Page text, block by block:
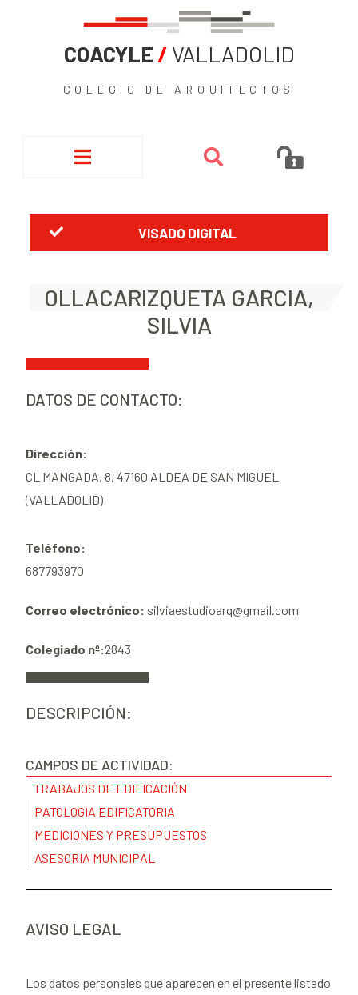
COACYLE / VALLADOLID
COLEGIO DE ARQUITECTOS
VISADO DIGITAL
OLLACARIZQUETA GARCIA,
SILVIA
DATOS DE CONTACTO:
Dirección:
CL MANGADA, 8, 47160 ALDEA DE SAN MIGUEL
(VALLADOLID)
Teléfono:
687793970
Correo electrónico: silviaestudioarq@gmail.com
Colegiado nº:2843
DESCRIPCIÓN:
CAMPOS DE ACTIVIDAD:
TRABAJOS DE EDIFICACIÓN
PATOLOGIA EDIFICATORIA
MEDICIONES Y PRESUPUESTOS
ASESORIA MUNICIPAL
AVISO LEGAL
Los datos personales que aparecen en el presente listado